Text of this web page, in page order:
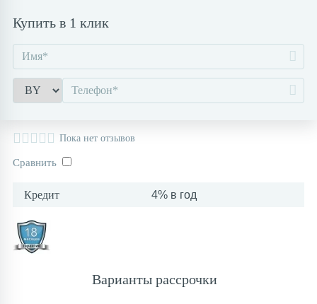
Контакты
Купить в 1 клик
Пока нет отзывов
Сравнить
Кредит 4% в год
Варианты рассрочки